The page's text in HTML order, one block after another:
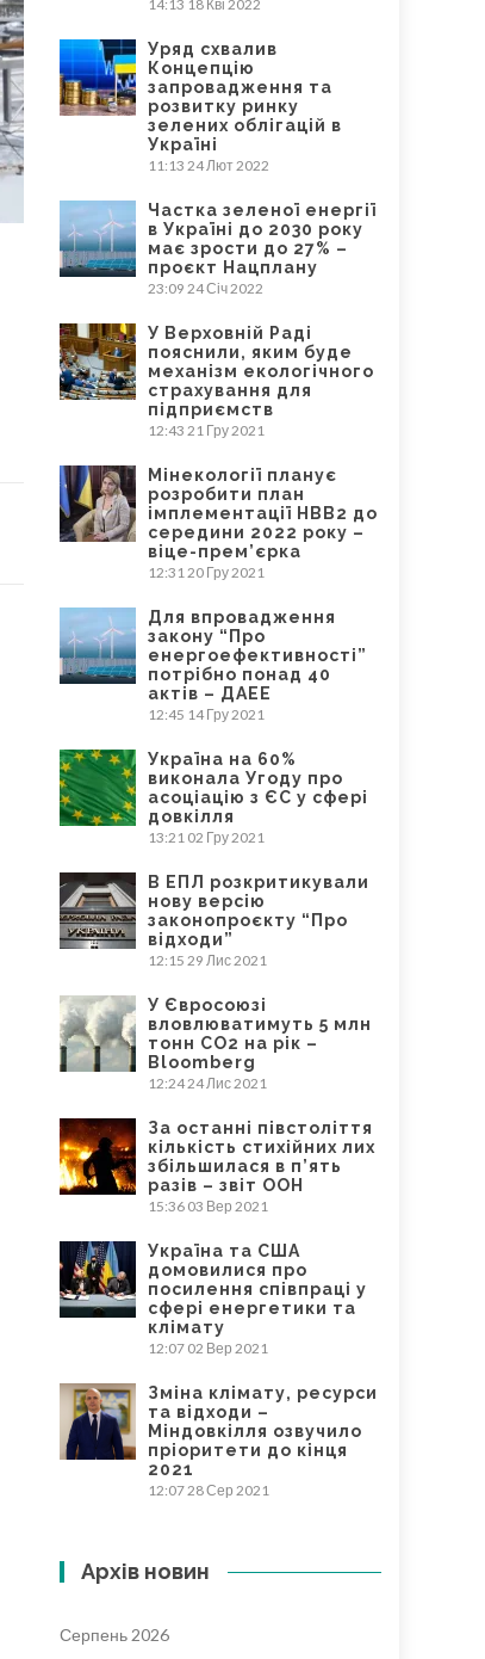
14:13 18 Кві 2022
Уряд схвалив
Концепцію
запровадження та
розвитку ринку
зелених облігацій в
Україні
11:13 24 Лют 2022
Частка зеленої енергії
в Україні до 2030 року
має зрости до 27% –
проєкт Нацплану
23:09 24 Січ 2022
У Верховній Раді
пояснили, яким буде
механізм екологічного
страхування для
підприємств
12:43 21 Гру 2021
Мінекології планує
розробити план
імплементації НВВ2 до
середини 2022 року –
віце-прем’єрка
12:3120 Гру 2021
Для впровадження
закону “Про
енергоефективності”
потрібно понад 40
актів – ДАЕЕ
12:45 14 Гру 2021
Україна на 60%
виконала Угоду про
асоціацію з ЄС у сфері
довкілля
13:21 02 Гру 2021
В ЕПЛ розкритикували
нову версію
законопроєкту “Про
відходи”
12:15 29 Лис 2021
У Євросоюзі
вловлюватимуть 5 млн
тонн CO2 на рік –
Bloomberg
12:2424 Лис 2021
За останні півстоліття
кількість стихійних лих
збільшилася в п’ять
разів – звіт ООН
15:36 03 Вер 2021
Україна та США
домовилися про
посилення співпраці у
сфері енергетики та
клімату
12:07 02 Вер 2021
Зміна клімату, ресурси
та відходи –
Міндовкілля озвучило
пріоритети до кінця
2021
12:0728 Сер 2021
Архів новин
Серпень 2026